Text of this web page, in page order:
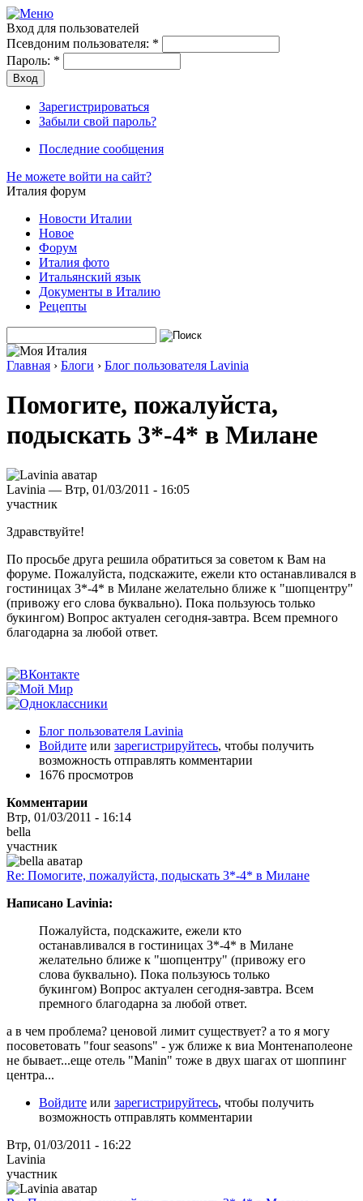
Вход для пользователей
Псевдоним пользователя: *
Пароль: *
Зарегистрироваться
Забыли свой пароль?
Последние сообщения
Не можете войти на сайт?
Италия форум
Новости Италии
Новое
Форум
Италия фото
Итальянский язык
Документы в Италию
Рецепты
Главная › Блоги › Блог пользователя Lavinia
Помогите, пожалуйста,
подыскать 3*-4* в Милане
Lavinia — Втр, 01/03/2011 - 16:05
участник
Здравствуйте!
По просьбе друга решила обратиться за советом к Вам на
форуме. Пожалуйста, подскажите, ежели кто останавливался в
гостиницах 3*-4* в Милане желательно ближе к "шопцентру"
(привожу его слова буквально). Пока пользуюсь только
букингом) Вопрос актуален сегодня-завтра. Всем премного
благодарна за любой ответ.
Блог пользователя Lavinia
Войдите или зарегистрируйтесь, чтобы получить
возможность отправлять комментарии
1676 просмотров
Комментарии
Втр, 01/03/2011 - 16:14
bella
участник
Re: Помогите, пожалуйста, подыскать 3*-4* в Милане
Написано Lavinia:
Пожалуйста, подскажите, ежели кто
останавливался в гостиницах 3*-4* в Милане
желательно ближе к "шопцентру" (привожу его
слова буквально). Пока пользуюсь только
букингом) Вопрос актуален сегодня-завтра. Всем
премного благодарна за любой ответ.
а в чем проблема? ценовой лимит существует? а то я могу
посоветовать "four seasons" - уж ближе к виа Монтенаполеоне
не бывает...еще отель "Manin" тоже в двух шагах от шоппинг
центра...
Войдите или зарегистрируйтесь, чтобы получить
возможность отправлять комментарии
Втр, 01/03/2011 - 16:22
Lavinia
участник